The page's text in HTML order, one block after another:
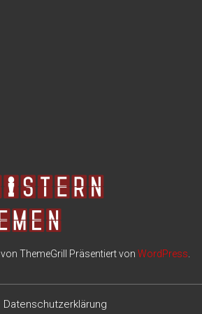
von ThemeGrill Präsentiert von WordPress
Datenschutzerklärung